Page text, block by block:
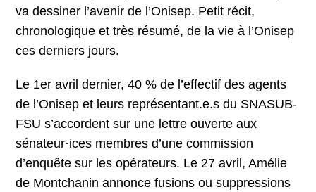
va dessiner l’avenir de l’Onisep. Petit récit,
chronologique et très résumé, de la vie à l’Onisep
ces derniers jours.
Le 1er avril dernier, 40 % de l’effectif des agents
de l’Onisep et leurs représentant.e.s du SNASUB-
FSU s’accordent sur une lettre ouverte aux
sénateur·ices membres d’une commission
d’enquête sur les opérateurs. Le 27 avril, Amélie
de Montchanin annonce fusions ou suppressions